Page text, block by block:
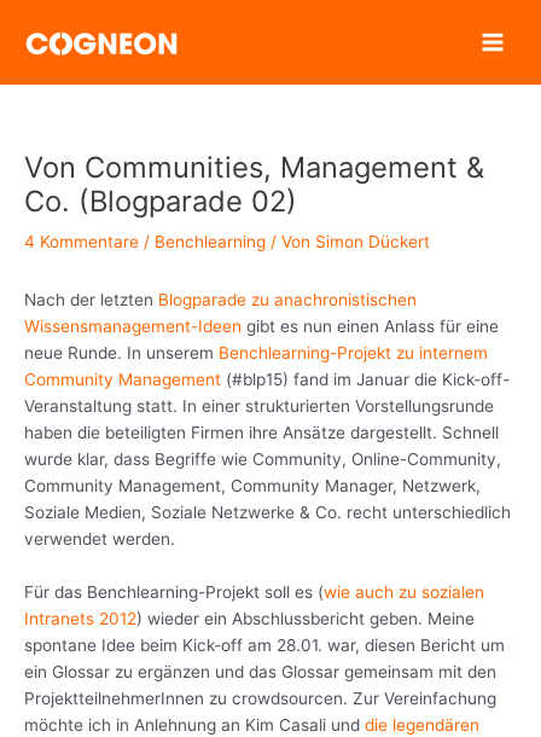
Inhalt
Von Communities, Management &
Co. (Blogparade 02)
4 Kommentare / Benchlearning / Von Simon Dückert
Nach der letzten Blogparade zu anachronistischen
Wissensmanagement-Ideen gibt es nun einen Anlass für eine
neue Runde. In unserem Benchlearning-Projekt zu internem
Community Management (#blp15) fand im Januar die Kick-off-
Veranstaltung statt. In einer strukturierten Vorstellungsrunde
haben die beteiligten Firmen ihre Ansätze dargestellt. Schnell
wurde klar, dass Begriffe wie Community, Online-Community,
Community Management, Community Manager, Netzwerk,
Soziale Medien, Soziale Netzwerke & Co. recht unterschiedlich
verwendet werden.
Für das Benchlearning-Projekt soll es (wie auch zu sozialen
Intranets 2012) wieder ein Abschlussbericht geben. Meine
spontane Idee beim Kick-off am 28.01. war, diesen Bericht um
ein Glossar zu ergänzen und das Glossar gemeinsam mit den
ProjektteilnehmerInnen zu crowdsourcen. Zur Vereinfachung
möchte ich in Anlehnung an Kim Casali und die legendären